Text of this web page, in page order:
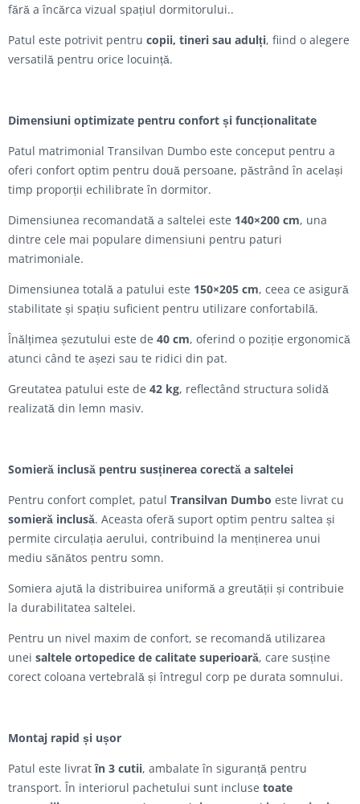
fără a încărca vizual spațiul dormitorului..
Patul este potrivit pentru copii, tineri sau adulți, fiind o alegere
versatilă pentru orice locuință.
Dimensiuni optimizate pentru confort și funcționalitate
Patul matrimonial Transilvan Dumbo este conceput pentru a
oferi confort optim pentru două persoane, păstrând în același
timp proporții echilibrate în dormitor.
Dimensiunea recomandată a saltelei este 140×200 cm, una
dintre cele mai populare dimensiuni pentru paturi
matrimoniale.
Dimensiunea totală a patului este 150×205 cm, ceea ce asigură
stabilitate și spațiu suficient pentru utilizare confortabilă.
Înălțimea șezutului este de 40 cm, oferind o poziție ergonomică
atunci când te așezi sau te ridici din pat.
Greutatea patului este de 42 kg, reflectând structura solidă
realizată din lemn masiv.
Somieră inclusă pentru susținerea corectă a saltelei
Pentru confort complet, patul Transilvan Dumbo este livrat cu
somieră inclusă. Aceasta oferă suport optim pentru saltea și
permite circulația aerului, contribuind la menținerea unui
mediu sănătos pentru somn.
Somiera ajută la distribuirea uniformă a greutății și contribuie
la durabilitatea saltelei.
Pentru un nivel maxim de confort, se recomandă utilizarea
unei saltele ortopedice de calitate superioară, care susține
corect coloana vertebrală și întregul corp pe durata somnului.
Montaj rapid și ușor
Patul este livratîn 3 cutii, ambalate în siguranță pentru
transport. În interiorul pachetului sunt incluse toate